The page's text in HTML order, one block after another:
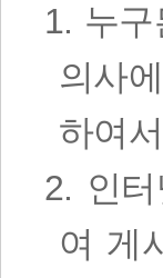
1. 누
의사
하여
2. 인
여 게